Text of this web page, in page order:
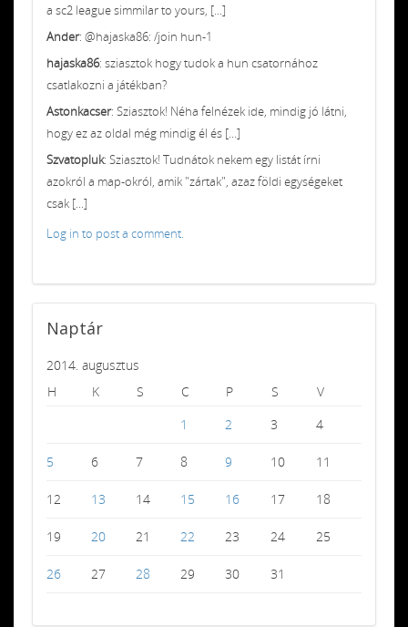
a sc2 league simmilar to yours, [...]
Ander: @hajaska86: /join hun-1
hajaska86: sziasztok hogy tudok a hun csatornához
csatlakozni a játékban?
Astonkacser: Sziasztok! Néha felnézek ide, mindig jó látni,
hogy ez az oldal még mindig él és [...]
Szvatopluk: Sziasztok! Tudnátok nekem egy listát írni
azokról a map-okról, amik "zártak", azaz földi egységeket
csak [...]
Log in to post a comment.
Naptár
2014. augusztus
H
K S C P S
V
1
2 3 4
5 6 7 8 9 10 11
12 13 14 15 16 17 18
19 20 21 22 23 24 25
26 27 28 29 30 31